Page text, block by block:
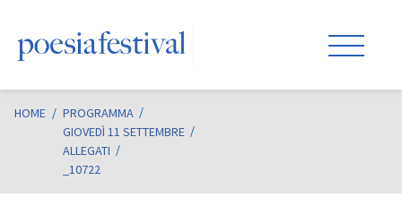
HOME / PROGRAMMA
GIOVEDÌ 11 SETTEMBRE
ALLEGATI
_10722